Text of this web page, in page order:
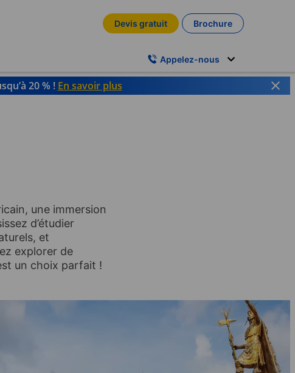
Devis gratuit Brochure
Appelez-nous
20 % ! En savoir plus
une immersion
d’étudier
et
explorer de
un choix parfait !